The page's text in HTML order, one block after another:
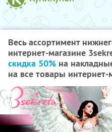
Весь ассортимент
интернет-магазине
скидка 50% на
на все товары интернет-